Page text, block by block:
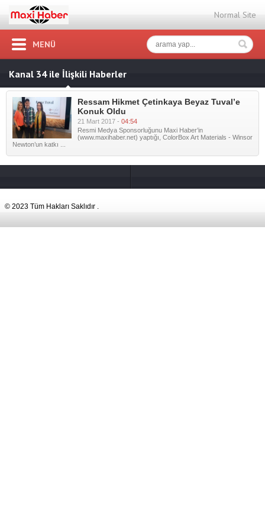
Normal Site
MENÜ
Kanal 34 ile İlişkili Haberler
Ressam Hikmet Çetinkaya Beyaz Tuval’e
Konuk Oldu
21 Mart 2017 - 04:54
Resmi Medya Sponsorluğunu Maxi Haber’in
(www.maxihaber.net) yaptığı, ColorBox Art Materials - Winsor
Newton’un katkı ...
© 2023 Tüm Hakları Saklıdır .